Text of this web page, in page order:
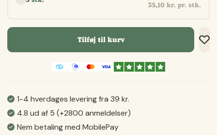
35,10 kr. pr. stk.
Tilføj til kurv
1-4 hverdages levering fra 39 kr.
4.8 ud af 5 (+2800 anmeldelser)
Nem betaling med MobilePay